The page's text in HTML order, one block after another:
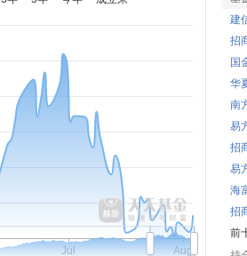
Jul Aug
建
招
国
华
南
易
招
易
海
招
前